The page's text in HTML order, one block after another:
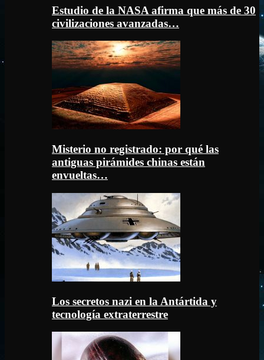
Estudio de la NASA afirma que más de 30
civilizaciones avanzadas…
Misterio no registrado: por qué las
antiguas pirámides chinas están
envueltas…
Los secretos nazi en la Antártida y
tecnología extraterrestre